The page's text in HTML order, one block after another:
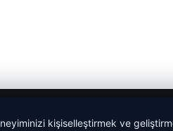
kişiselleştirmek ve